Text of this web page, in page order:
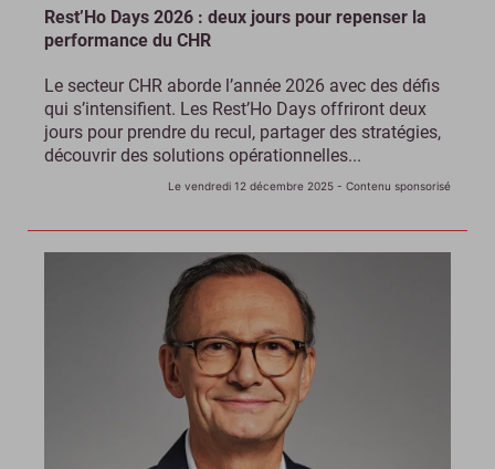
Rest’Ho Days 2026 : deux jours pour repenser la
performance du CHR
Le secteur CHR aborde l’année 2026 avec des défis
qui s’intensifient. Les Rest’Ho Days offriront deux
jours pour prendre du recul, partager des stratégies,
découvrir des solutions opérationnelles...
Le vendredi 12 décembre 2025 - Contenu sponsorisé